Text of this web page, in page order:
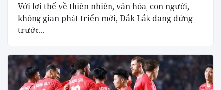
Với lợi thế về thiên nhiên, văn hóa, con người,
không gian phát triển mới, Đắk Lắk đang đứng
trước...